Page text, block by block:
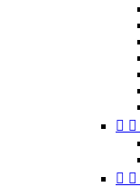
 
 